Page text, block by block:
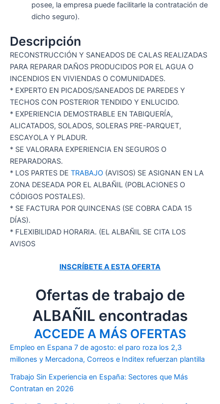
posee, la empresa puede facilitarle la contratación de
dicho seguro).
Descripción
RECONSTRUCCIÓN Y SANEADOS DE CALAS REALIZADAS
PARA REPARAR DAÑOS PRODUCIDOS POR EL AGUA O
INCENDIOS EN VIVIENDAS O COMUNIDADES.
* EXPERTO EN PICADOS/SANEADOS DE PAREDES Y
TECHOS CON POSTERIOR TENDIDO Y ENLUCIDO.
* EXPERIENCIA DEMOSTRABLE EN TABIQUERÍA,
ALICATADOS, SOLADOS, SOLERAS PRE-PARQUET,
ESCAYOLA Y PLADUR.
* SE VALORARA EXPERIENCIA EN SEGUROS O
REPARADORAS.
* LOS PARTES DE TRABAJO (AVISOS) SE ASIGNAN EN LA
ZONA DESEADA POR EL ALBAÑIL (POBLACIONES O
CÓDIGOS POSTALES).
* SE FACTURA POR QUINCENAS (SE COBRA CADA 15
DÍAS).
* FLEXIBILIDAD HORARIA. (EL ALBAÑIL SE CITA LOS
AVISOS
INSCRÍBETE A ESTA OFERTA
Ofertas de trabajo de
ALBAÑIL encontradas
ACCEDE A MÁS OFERTAS
Empleo en Espana 7 de agosto: el paro roza los 2,3
millones y Mercadona, Correos e Inditex refuerzan plantilla
Trabajo Sin Experiencia en España: Sectores que Más
Contratan en 2026